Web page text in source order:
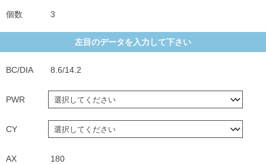
個数 3
左目のデータを入力して下さい
BC/DIA 8.6/14.2
PWR
CY
AX 180